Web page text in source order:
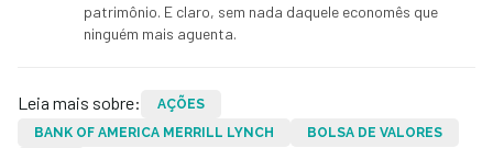
patrimônio. E claro, sem nada daquele economês que
ninguém mais aguenta.
Leia mais sobre:
AÇÕES
BANK OF AMERICA MERRILL LYNCH
BOLSA DE VALORES